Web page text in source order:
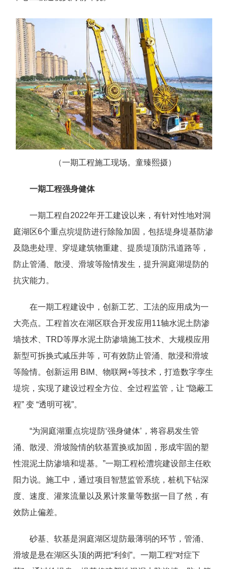
（一期工程施工现场。童臻熙摄）
一期工程强身健体
一期工程自2022年开工建设以来，有针对性地对洞
庭湖区6个重点垸堤防进行除险加固，包括堤身堤基防渗
及隐患处理、穿堤建筑物重建、提质堤顶防汛道路等，
防止管涌、散浸、滑坡等险情发生，提升洞庭湖堤防的
抗灾能力。
在一期工程建设中，创新工艺、工法的应用成为一
大亮点。工程首次在湖区联合开发应用11轴水泥土防渗
墙技术、TRD等厚水泥土防渗墙施工技术、大规模应用
新型可拆换式减压井等，可有效防止管涌、散浸和滑坡
等险情。创新运用 BIM、物联网+等技术，打造数字孪生
堤垸，实现了建设过程全方位、全过程监管，让 “隐蔽工
程” 变 “透明可视”。
“为洞庭湖重点垸堤防‘强身健体’，将容易发生管
涌、散浸、滑坡险情的软基置换或加固，形成牢固的塑
性混泥土防渗墙和堤基。”一期工程松澧垸建设部主任欧
阳力说。施工中，通过项目智慧监管系统，桩机下钻深
度、速度、灌浆流量以及累计浆量等数据一目了然，有
效防止偏差。
砂基、软基是洞庭湖区堤防最薄弱的环节，管涌、
滑坡是悬在湖区头顶的两把“利剑”。一期工程“对症下